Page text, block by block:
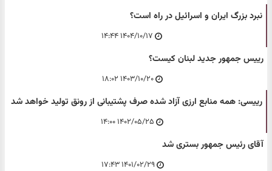
نبرد بزرگ ایران و اسرائیل در راه است؟
۱۴۰۴/۱۰/۱۷ ۱۴:۴۴
رییس جمهور جدید لبنان کیست؟
۱۴۰۳/۱۰/۲۰ ۱۸:۰۲
رییسی: همه منابع ارزی آزاد شده صرف پشتیبانی از رونق تولید خواهد شد
۱۴۰۲/۰۵/۲۵ ۱۴:۰۰
آقای رئیس جمهور بستری شد
۱۴۰۱/۰۲/۲۹ ۱۷:۴۳